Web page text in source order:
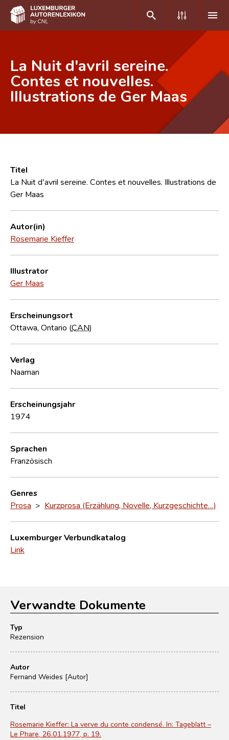
DE FR
Home
Erweiterte Suche
CNL
Forschungsgruppe
La Nuit d'avril sereine.
Contes et nouvelles.
Illustrations de Ger Maas
Titel
La Nuit d'avril sereine. Contes et nouvelles. Illustrations de
Ger Maas
Autor(in)
Rosemarie Kieffer
Illustrator
Ger Maas
Erscheinungsort
Ottawa, Ontario (CAN)
Verlag
Naaman
Erscheinungsjahr
1974
Sprachen
Französisch
Genres
Prosa > Kurzprosa (Erzählung, Novelle, Kurzgeschichte…)
Luxemburger Verbundkatalog
Link
Verwandte Dokumente
Typ
Rezension
Autor
Fernand Weides [Autor]
Titel
Rosemarie Kieffer: La verve du conte condensé. In: Tageblatt –
Le Phare, 26.01.1977, p. 19.